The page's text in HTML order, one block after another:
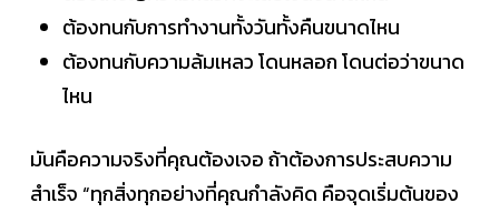
ต้องทนกับการทำงานทั้งวันทั้งคืนขนาดไหน
ต้องทนกับความล้มเหลว โดนหลอก โดนต่อว่าขนาด
ไหน
มันคือความจริงที่คุณต้องเจอ ถ้าต้องการประสบความ
สำเร็จ “ทุกสิ่งทุกอย่างที่คุณกำลังคิด คือจุดเริ่มต้นของ